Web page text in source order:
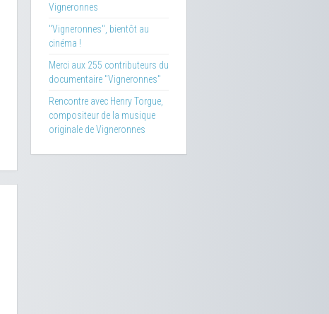
Vigneronnes
"Vigneronnes", bientôt au
cinéma !
Merci aux 255 contributeurs du
documentaire "Vigneronnes"
Rencontre avec Henry Torgue,
compositeur de la musique
originale de Vigneronnes